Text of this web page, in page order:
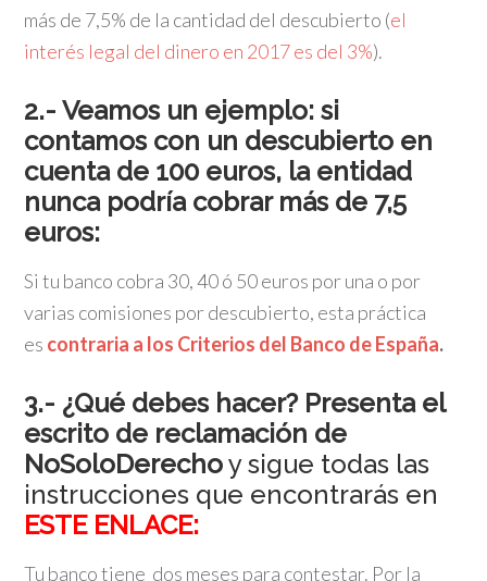
más de 7,5% de la cantidad del descubierto (el
interés legal del dinero en 2017 es del 3%).
2.- Veamos un ejemplo: si
contamos con un descubierto en
cuenta de 100 euros, la entidad
nunca podría cobrar más de 7,5
euros:
Si tu banco cobra 30, 40 ó 50 euros por una o por
varias comisiones por descubierto, esta práctica
es contraria a los Criterios del Banco de España.
3.- ¿Qué debes hacer? Presenta el
escrito de reclamación de
NoSoloDerechoy sigue todas las
instrucciones que encontrarás en
ESTE ENLACE:
Tu banco tiene dos meses para contestar. Por la